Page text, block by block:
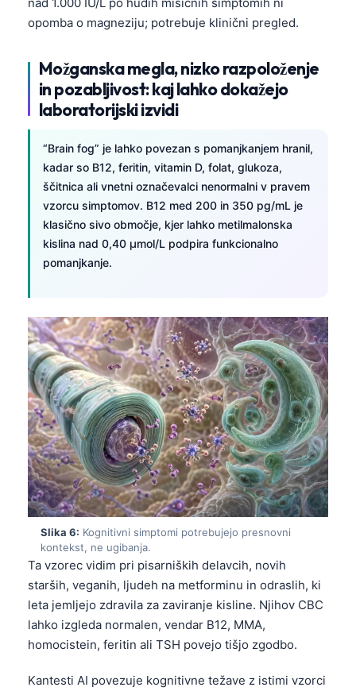
opomba o magneziju; potrebuje klinični pregled.
Možganska megla, nizko razpoloženje
in pozabljivost: kaj lahko dokažejo
laboratorijski izvidi
“Brain fog” je lahko povezan s pomanjkanjem hranil,
kadar so B12, feritin, vitamin D, folat, glukoza,
ščitnica ali vnetni označevalci nenormalni v pravem
vzorcu simptomov. B12 med 200 in 350 pg/mL je
klasično sivo območje, kjer lahko metilmalonska
kislina nad 0,40 µmol/L podpira funkcionalno
pomanjkanje.
Slika 6: Kognitivni simptomi potrebujejo presnovni
kontekst, ne ugibanja.
Ta vzorec vidim pri pisarniških delavcih, novih
starših, veganih, ljudeh na metforminu in odraslih, ki
leta jemljejo zdravila za zaviranje kisline. Njihov CBC
lahko izgleda normalen, vendar B12, MMA,
homocistein, feritin ali TSH povejo tišjo zgodbo.
Kantesti AI povezuje kognitivne težave z istimi vzorci
Occitan
Afrikaans
Монгол
ພາສາລາວ
Basa Jawa
Cebuano
ئۇيغۇرچە
Кыргызча
Татар теле
Беларуская мова
Esperanto
Frysk
Ślōnskŏ gŏdka
Norsk bokmål